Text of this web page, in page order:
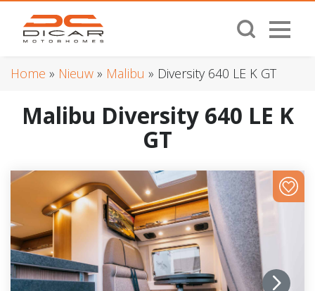
Home » Nieuw » Malibu » Diversity 640 LE K GT
Malibu Diversity 640 LE K
GT